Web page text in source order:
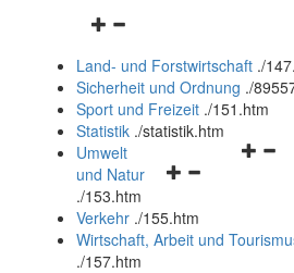
Navigationsmenü
und
schließen
Land- und Forstwirtschaft ./
Sicherheit und Ordnung ./
Sport und Freizeit ./151.htm
Statistik ./statistik.htm
Navigationsmenü
und
schließen
Umwelt
und Natur
./153.htm
Verkehr ./155.htm
Wirtschaft, Arbeit und
./157.htm